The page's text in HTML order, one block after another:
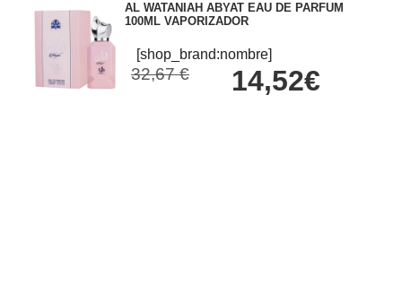
AL WATANIAH ABYAT EAU DE PARFUM
100ML VAPORIZADOR
[shop_brand:nombre]
32,67 € 14,52€